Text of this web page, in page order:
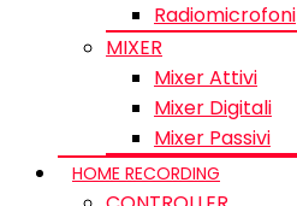
Radiomicrofoni
MIXER
Mixer Attivi
Mixer Digitali
Mixer Passivi
HOME RECORDING